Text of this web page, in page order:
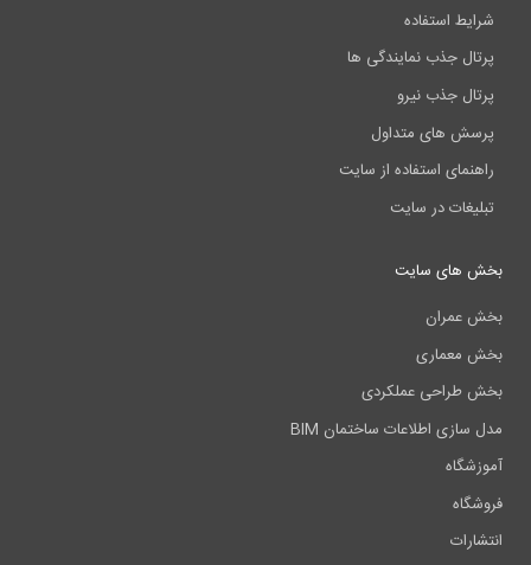
شرایط استفاده
پرتال جذب نمایندگی ها
پرتال جذب نیرو
پرسش های متداول
راهنمای استفاده از سایت
تبلیغات در سایت
بخش های سایت
بخش عمران
بخش معماری
بخش طراحی عملکردی
مدل سازی اطلاعات ساختمان BIM
آموزشگاه
فروشگاه
انتشارات